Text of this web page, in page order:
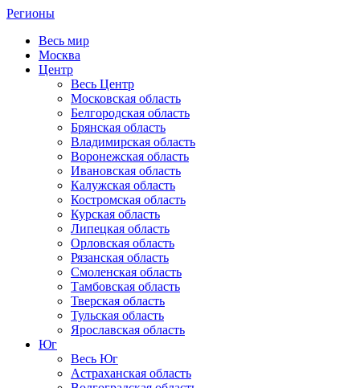
Регионы
Весь мир
Москва
Центр
Весь Центр
Московская область
Белгородская область
Брянская область
Владимирская область
Воронежская область
Ивановская область
Калужская область
Костромская область
Курская область
Липецкая область
Орловская область
Рязанская область
Смоленская область
Тамбовская область
Тверская область
Тульская область
Ярославская область
Юг
Весь Юг
Астраханская область